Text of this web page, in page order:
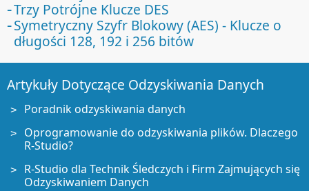
Trzy Potrójne Klucze DES
Symetryczny Szyfr Blokowy (AES) - Klucze o
długości 128, 192 i 256 bitów
Artykuły Dotyczące Odzyskiwania Danych
Poradnik odzyskiwania danych
Oprogramowanie do odzyskiwania plików. Dlaczego
R-Studio?
R-Studio dla Technik Śledczych i Firm Zajmujących się
Odzyskiwaniem Danych